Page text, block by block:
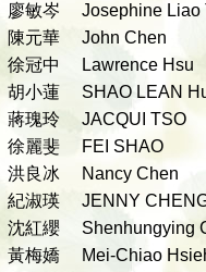
廖敏岑
Josephine
陳元華
John Chen
徐冠中
Lawrence Hsu
胡小蓮
SHAO LEAN
蔣瑰玲
JACQUI TSO
徐麗斐
FEI SHAO
洪良冰
Nancy Chen
紀淑瑛
JENNY
沈紅纓
Shenhungying
黃梅嬌
Mei-Chiao